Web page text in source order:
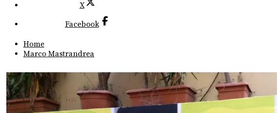
X
Facebook
Home
Marco Mastrandrea